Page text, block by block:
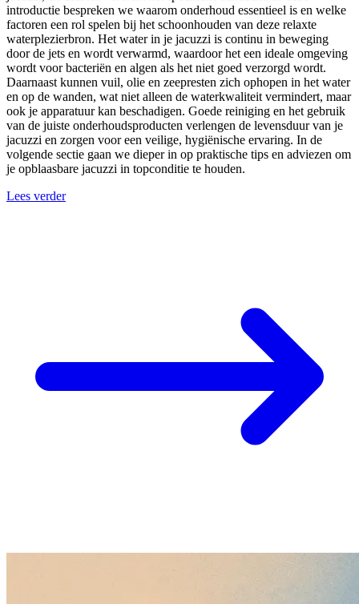
introductie bespreken we waarom onderhoud essentieel is en welke
factoren een rol spelen bij het schoonhouden van deze relaxte
waterplezierbron. Het water in je jacuzzi is continu in beweging
door de jets en wordt verwarmd, waardoor het een ideale omgeving
wordt voor bacteriën en algen als het niet goed verzorgd wordt.
Daarnaast kunnen vuil, olie en zeepresten zich ophopen in het water
en op de wanden, wat niet alleen de waterkwaliteit vermindert, maar
ook je apparatuur kan beschadigen. Goede reiniging en het gebruik
van de juiste onderhoudsproducten verlengen de levensduur van je
jacuzzi en zorgen voor een veilige, hygiënische ervaring. In de
volgende sectie gaan we dieper in op praktische tips en adviezen om
je opblaasbare jacuzzi in topconditie te houden.
Lees verder